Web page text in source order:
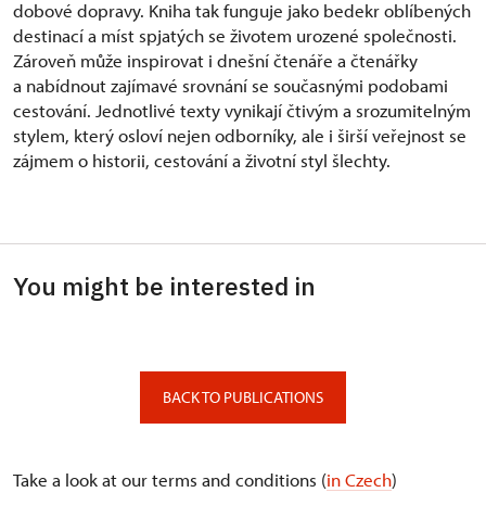
dobové dopravy. Kniha tak funguje jako bedekr oblíbených
destinací a míst spjatých se životem urozené společnosti.
Zároveň může inspirovat i dnešní čtenáře a čtenářky
a nabídnout zajímavé srovnání se současnými podobami
cestování. Jednotlivé texty vynikají čtivým a srozumitelným
stylem, který osloví nejen odborníky, ale i širší veřejnost se
zájmem o historii, cestování a životní styl šlechty.
You might be interested in
BACK TO PUBLICATIONS
Take a look at our terms and conditions (in Czech)